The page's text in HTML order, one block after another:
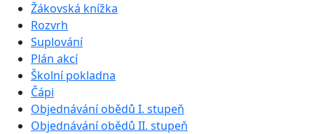
Žákovská knížka
Rozvrh
Suplování
Plán akcí
Školní pokladna
Čápi
Objednávání obědů I. stupeň
Objednávání obědů II. stupeň